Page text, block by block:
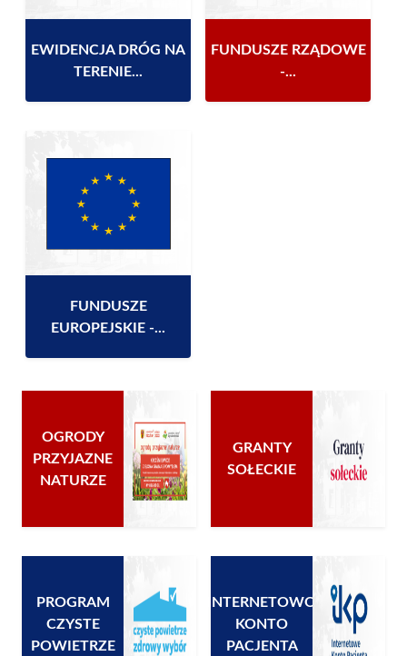
EWIDENCJA DRÓG NA
TERENIE...
FUNDUSZE RZĄDOWE
-...
FUNDUSZE
EUROPEJSKIE -...
OGRODY
PRZYJAZNE
NATURZE
GRANTY
SOŁECKIE
PROGRAM
CZYSTE
POWIETRZE
INTERNETOWO
KONTO
PACJENTA